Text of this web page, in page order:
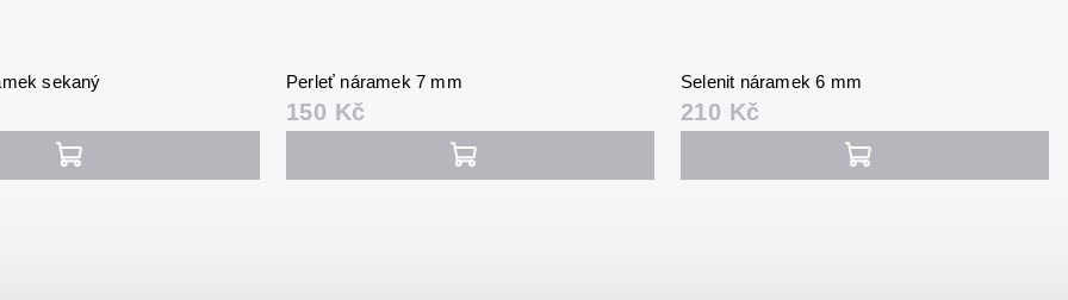
sekaný Perleť náramek 7 mm
150 Kč
Selenit náramek 6 mm
210 Kč